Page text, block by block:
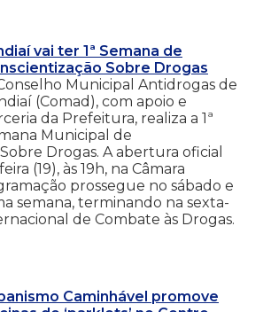
vai ter 1ª Semana de
Sobre Drogas
Municipal Antidrogas de
(Comad), com apoio e
da Prefeitura, realiza a 1ª
Municipal de
Drogas. A abertura oficial
(19), às 19h, na Câmara
prossegue no sábado e
semana, terminando na sexta-
de Combate às Drogas.
Caminhável promove